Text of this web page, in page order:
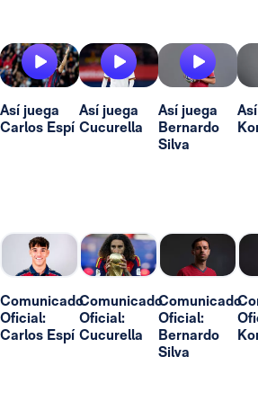
Así juega
Carlos Espí
Así juega
Cucurella
Así juega
Bernardo
Silva
Comunicado
Oficial:
Carlos Espí
Comunicado
Oficial:
Cucurella
Comunicado
Oficial:
Bernardo
Silva